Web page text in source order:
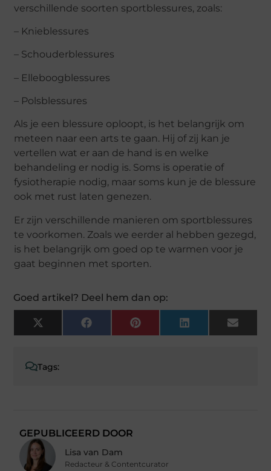
verschillende soorten sportblessures, zoals:
– Knieblessures
– Schouderblessures
– Elleboogblessures
– Polsblessures
Als je een blessure oploopt, is het belangrijk om
meteen naar een arts te gaan. Hij of zij kan je
vertellen wat er aan de hand is en welke
behandeling er nodig is. Soms is operatie of
fysiotherapie nodig, maar soms kun je de blessure
ook met rust laten genezen.
Er zijn verschillende manieren om sportblessures
te voorkomen. Zoals we eerder al hebben gezegd,
is het belangrijk om goed op te warmen voor je
gaat beginnen met sporten.
Goed artikel? Deel hem dan op:
X
(Twitter)
Facebook Pinterest LinkedIn Email
Tags:
GEPUBLICEERD DOOR
Lisa van Dam
Redacteur & Contentcurator